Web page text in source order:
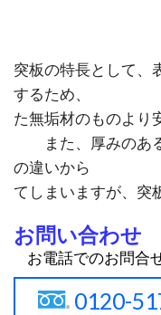
突板の特長として、
するため、 す
た無垢材のもの
また、厚みのある
の違いから
てしまいますが、突
お問い合わせ
お電話でのお問合
0120-